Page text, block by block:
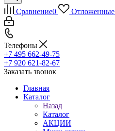
Сравнение0 Отложенные
Телефоны
+7 495 662-49-75
+7 920 621-82-67
Заказать звонок
Главная
Каталог
Назад
Каталог
АКЦИИ